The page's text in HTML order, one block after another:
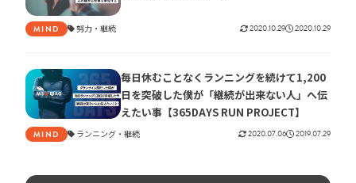
MIND 努力 継続 2020.10.29 2020.10.29
毎日休むことなくランニングを続けて1,200
日を突破した僕が「継続が出来ない人」へ伝
えたい事【365DAYS RUN PROJECT】
MIND ランニング 継続 2020.07.06 2019.07.29